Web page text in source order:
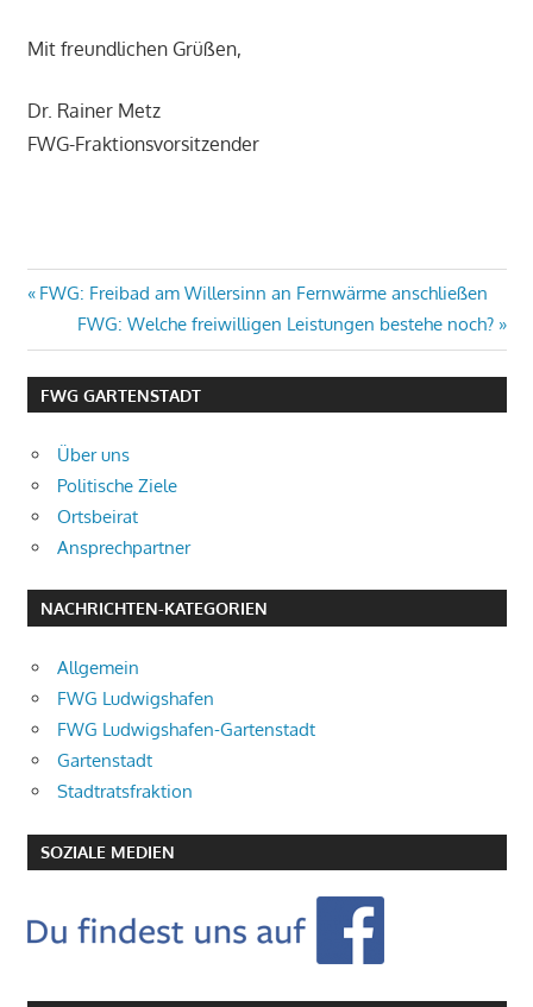
Mit freundlichen Grüßen,
Dr. Rainer Metz
FWG-Fraktionsvorsitzender
Beitragsnavigation
Vorheriger
Beitrag:
FWG: Freibad am Willersinn an Fernwärme anschließen
Nächster
Beitrag:
FWG: Welche freiwilligen Leistungen bestehe noch?
FWG GARTENSTADT
Über uns
Politische Ziele
Ortsbeirat
Ansprechpartner
NACHRICHTEN-KATEGORIEN
Allgemein
FWG Ludwigshafen
FWG Ludwigshafen-Gartenstadt
Gartenstadt
Stadtratsfraktion
SOZIALE MEDIEN